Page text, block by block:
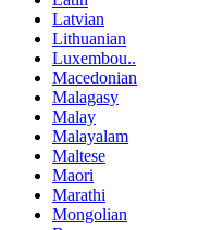
Latvian
Lithuanian
Luxembou..
Macedonian
Malagasy
Malay
Malayalam
Maltese
Maori
Marathi
Mongolian